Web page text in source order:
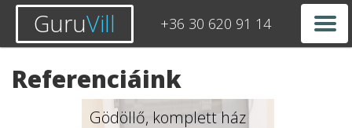
GuruVill +36 30 620 91 14
Referenciáink
Gödöllő, komplett ház